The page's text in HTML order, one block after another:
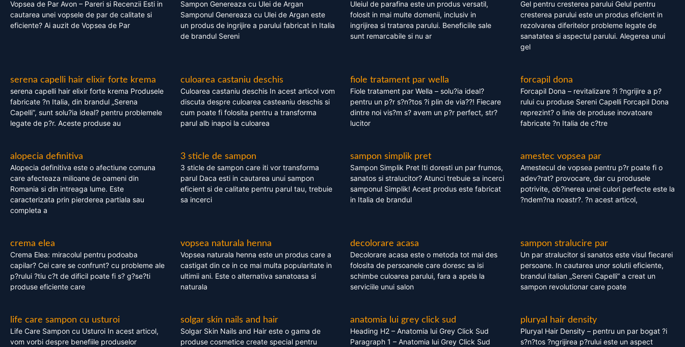
Vopsea de Par Avon – Pareri si Recenzii Esti in
cautarea unei vopsele de par de calitate si
eficiente? Ai auzit de Vopsea de Par
Sampon Genereaza cu Ulei de Argan
Samponul Genereaza cu Ulei de Argan este
un produs de ingrijire a parului fabricat in Italia
de brandul Sereni
Uleiul de parafina este un produs versatil,
folosit in mai multe domenii, inclusiv in
ingrijirea si tratarea parului. Beneficiile sale
sunt remarcabile si nu ar
Gel pentru cresterea parului Gelul pentru
cresterea parului este un produs eficient in
rezolvarea diferitelor probleme legate de
sanatatea si aspectul parului. Alegerea unui
gel
serena capelli hair elixir forte krema
serena capelli hair elixir forte krema Produsele
fabricate ?n Italia, din brandul „Serena
Capelli”, sunt solu?ia ideal? pentru problemele
legate de p?r. Aceste produse au
culoarea castaniu deschis
Culoarea castaniu deschis In acest articol vom
discuta despre culoarea casteaniu deschis si
cum poate fi folosita pentru a transforma
parul alb inapoi la culoarea
fiole tratament par wella
Fiole tratament par Wella – solu?ia ideal?
pentru un p?r s?n?tos ?i plin de via??! Fiecare
dintre noi vis?m s? avem un p?r perfect, str?
lucitor
forcapil dona
Forcapil Dona – revitalizare ?i ?ngrijire a p?
rului cu produse Sereni Capelli Forcapil Dona
reprezint? o linie de produse inovatoare
fabricate ?n Italia de c?tre
alopecia definitiva
Alopecia definitiva este o afectiune comuna
care afecteaza milioane de oameni din
Romania si din intreaga lume. Este
caracterizata prin pierderea partiala sau
completa a
3 sticle de sampon
3 sticle de sampon care iti vor transforma
parul Daca esti in cautarea unui sampon
eficient si de calitate pentru parul tau, trebuie
sa incerci
sampon simplik pret
Sampon Simplik Pret Iti doresti un par frumos,
sanatos si stralucitor? Atunci trebuie sa incerci
samponul Simplik! Acest produs este fabricat
in Italia de brandul
amestec vopsea par
Amestecul de vopsea pentru p?r poate fi o
adev?rat? provocare, dar cu produsele
potrivite, ob?inerea unei culori perfecte este la
?ndem?na noastr?. ?n acest articol,
crema elea
Crema Elea: miracolul pentru podoaba
capilar? Cei care se confrunt? cu probleme ale
p?rului ?tiu c?t de dificil poate fi s? g?se?ti
produse eficiente care
vopsea naturala henna
Vopsea naturala henna este un produs care a
castigat din ce in ce mai multa popularitate in
ultimii ani. Este o alternativa sanatoasa si
naturala
decolorare acasa
Decolorare acasa este o metoda tot mai des
folosita de persoanele care doresc sa isi
schimbe culoarea parului, fara a apela la
serviciile unui salon
sampon stralucire par
Un par stralucitor si sanatos este visul fiecarei
persoane. In cautarea unor solutii eficiente,
brandul italian „Sereni Capelli” a creat un
sampon revolutionar care poate
life care sampon cu usturoi
Life Care Sampon cu Usturoi In acest articol,
vom vorbi despre benefiile produselor
solgar skin nails and hair
Solgar Skin Nails and Hair este o gama de
produse cosmetice create special pentru
anatomia lui grey click sud
Heading H2 – Anatomia lui Grey Click Sud
Paragraph 1 – Anatomia lui Grey Click Sud
pluryal hair density
Pluryal Hair Density – pentru un par bogat ?i
s?n?tos ?ngrijirea p?rului este un aspect